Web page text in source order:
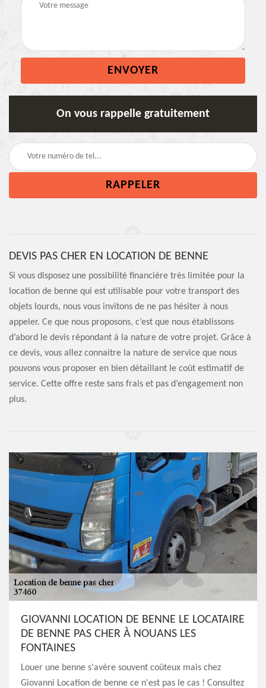
On vous rappelle gratuitement
DEVIS PAS CHER EN LOCATION DE BENNE
Si vous disposez une possibilité financière très limitée pour la
location de benne qui est utilisable pour votre transport des
objets lourds, nous vous invitons de ne pas hésiter à nous
appeler. Ce que nous proposons, c’est que nous établissons
d’abord le devis répondant à la nature de votre projet. Grâce à
ce devis, vous allez connaitre la nature de service que nous
pouvons vous proposer en bien détaillant le coût estimatif de
service. Cette offre reste sans frais et pas d’engagement non
plus.
GIOVANNI LOCATION DE BENNE LE LOCATAIRE
DE BENNE PAS CHER À NOUANS LES
FONTAINES
Louer une benne s'avère souvent coûteux mais chez
Giovanni Location de benne ce n'est pas le cas ! Consultez